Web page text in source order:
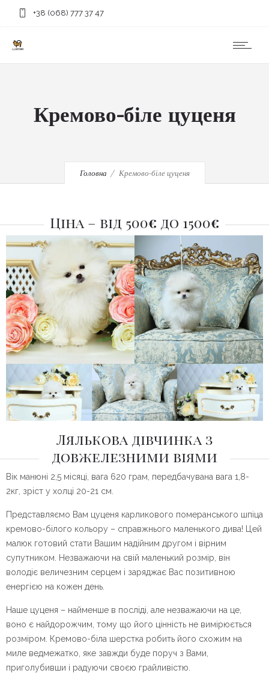
+38 (068) 777 37 47
Кремово-біле цуценя
Головна Кремово-біле цуценя
Ціна – від 500€ до 1500€
Лялькова дівчинка з
довжелезними віями
Вік манюні 2,5 місяці, вага 620 грам, передбачувана вага 1,8-
2кг, зріст у холці 20-21 см.
Представляємо Вам цуценя карликового померанського шпіца
кремово-білого кольору – справжнього маленького дива! Цей
малюк готовий стати Вашим надійним другом і вірним
супутником. Незважаючи на свій маленький розмір, він
володіє величезним серцем і заряджає Вас позитивною
енергією на кожен день.
Наше цуценя – найменше в посліді, але незважаючи на це,
воно є найдорожчим, тому що його цінність не вимірюється
розміром. Кремово-біла шерстка робить його схожим на
миле ведмежатко, яке завжди буде поруч з Вами,
приголубивши і радуючи своєю грайливістю.